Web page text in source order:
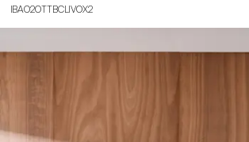
IBAO2OTTBCLIVOX2